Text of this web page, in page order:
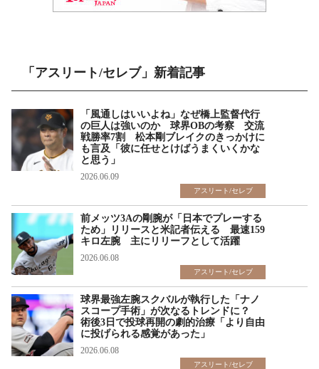
「アスリート/セレブ」新着記事
「風通しはいいよね」なぜ橋上監督代行
の巨人は強いのか 球界OBの考察 交流
戦勝率7割 松本剛ブレイクのきっかけに
も言及「彼に任せとけばうまくいくかな
と思う」
2026.06.09
アスリート/セレブ
前メッツ3Aの剛腕が「日本でプレーする
ため」リリースと米記者伝える 最速159
キロ左腕 主にリリーフとして活躍
2026.06.08
アスリート/セレブ
球界最強左腕スクバルが執行した「ナノ
スコープ手術」が次なるトレンドに？
術後3日で投球再開の劇的治療「より自由
に投げられる感覚があった」
2026.06.08
アスリート/セレブ